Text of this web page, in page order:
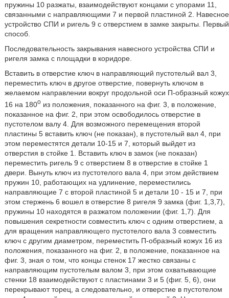
пружины 10 разжаты, взаимодействуют концами с упорами 11,
связанными с направляющими 7 и первой пластиной 2. Навесное
устройство СПИ и ригель 9 с отверстием в замке закрыты. Первый
способ.
Последовательность закрывания навесного устройства СПИ и
ригеля замка с площадки в коридоре.
Вставить в отверстие ключ в направляющий пустотелый вал 3,
переместить ключ в другое отверстие, повернуть ключом в
желаемом направлении вокруг продольной оси П-образный кожух
16 на 180oиз положения, показанного на фиг. 3, в положение,
показанное на фиг. 2, при этом освободилось отверстие в
пустотелом валу 4. Для возможного перемещения второй
пластины 5 вставить ключ (не показан), в пустотелый вал 4, при
этом переместятся детали 10-15 и 7, который выйдет из
отверстия в стойке 1. Вставить ключ в замок (не показан)
переместить ригель 9 с отверстием 8 в отверстие в стойке 1
двери. Вынуть ключ из пустотелого вала 4, при этом действием
пружин 10, работающих на удлинение, переместились
направляющие 7 с второй пластиной 5 и детали 10 - 15 и 7, при
этом стержень 6 вошел в отверстие 8 ригеля 9 замка (фиг. 1,3,7),
пружины 10 находятся в разжатом положении (фиг. 1,7). Для
повышения секретности совместить ключ с одним отверстием, а
для вращения направляющего пустотелого вала 3 совместить
ключ с другим диаметром, переместить П-образный кожух 16 из
положения, показанного на фиг. 2, в положение, показанное на
фиг. 3, зная о том, что концы стенок 17 жестко связаны с
направляющим пустотелым валом 3, при этом охватывающие
стенки 18 взаимодействуют с пластинами 3 и 5 (фиг. 5, 6), они
перекрывают торец, а следовательно, и отверстие в пустотелом